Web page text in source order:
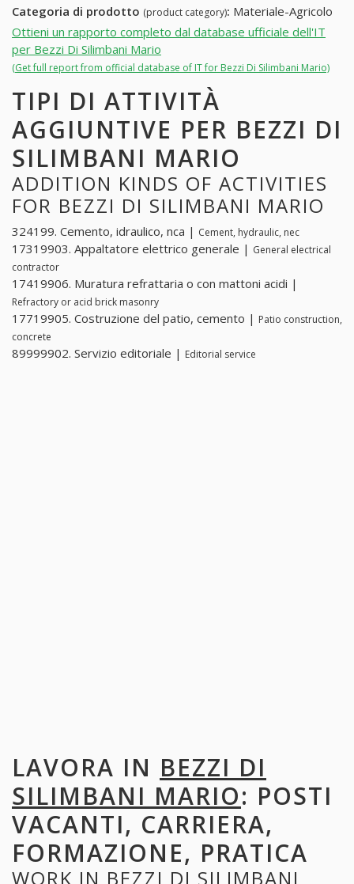
Categoria di prodotto (product category): Materiale-Agricolo
Ottieni un rapporto completo dal database ufficiale dell'IT
per Bezzi Di Silimbani Mario
(Get full report from official database of IT for Bezzi Di Silimbani Mario)
TIPI DI ATTIVITÀ
AGGIUNTIVE PER BEZZI DI
SILIMBANI MARIO
ADDITION KINDS OF ACTIVITIES
FOR BEZZI DI SILIMBANI MARIO
324199. Cemento, idraulico, nca | Cement, hydraulic, nec
17319903. Appaltatore elettrico generale | General electrical
contractor
17419906. Muratura refrattaria o con mattoni acidi |
Refractory or acid brick masonry
17719905. Costruzione del patio, cemento | Patio construction,
concrete
89999902. Servizio editoriale | Editorial service
LAVORA IN BEZZI DI
SILIMBANI MARIO: POSTI
VACANTI, CARRIERA,
FORMAZIONE, PRATICA
WORK IN BEZZI DI SILIMBANI